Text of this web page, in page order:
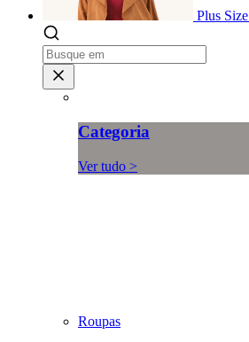
Plus Size
Categoria
Ver tudo >
Roupas